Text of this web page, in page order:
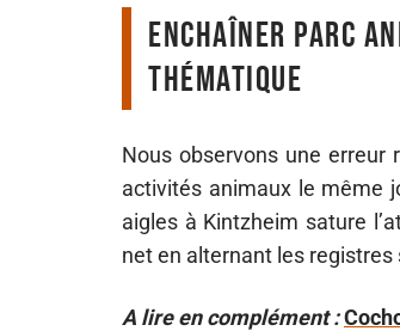
Enchaîner parc
thématique
Nous observons une erreur
activités animaux le même
aigles à Kintzheim sature
net en alternant les
A lire en complément :